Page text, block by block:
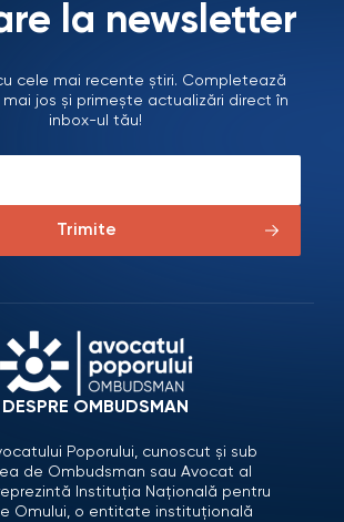
la newsletter
cele mai recente știri. Completează
mai jos și primește actualizări direct în
inbox-ul tău!
Trimite
DESPRE OMBUDSMAN
Poporului, cunoscut și sub
de Ombudsman sau Avocat al
Instituția Națională pentru
Omului, o entitate instituțională